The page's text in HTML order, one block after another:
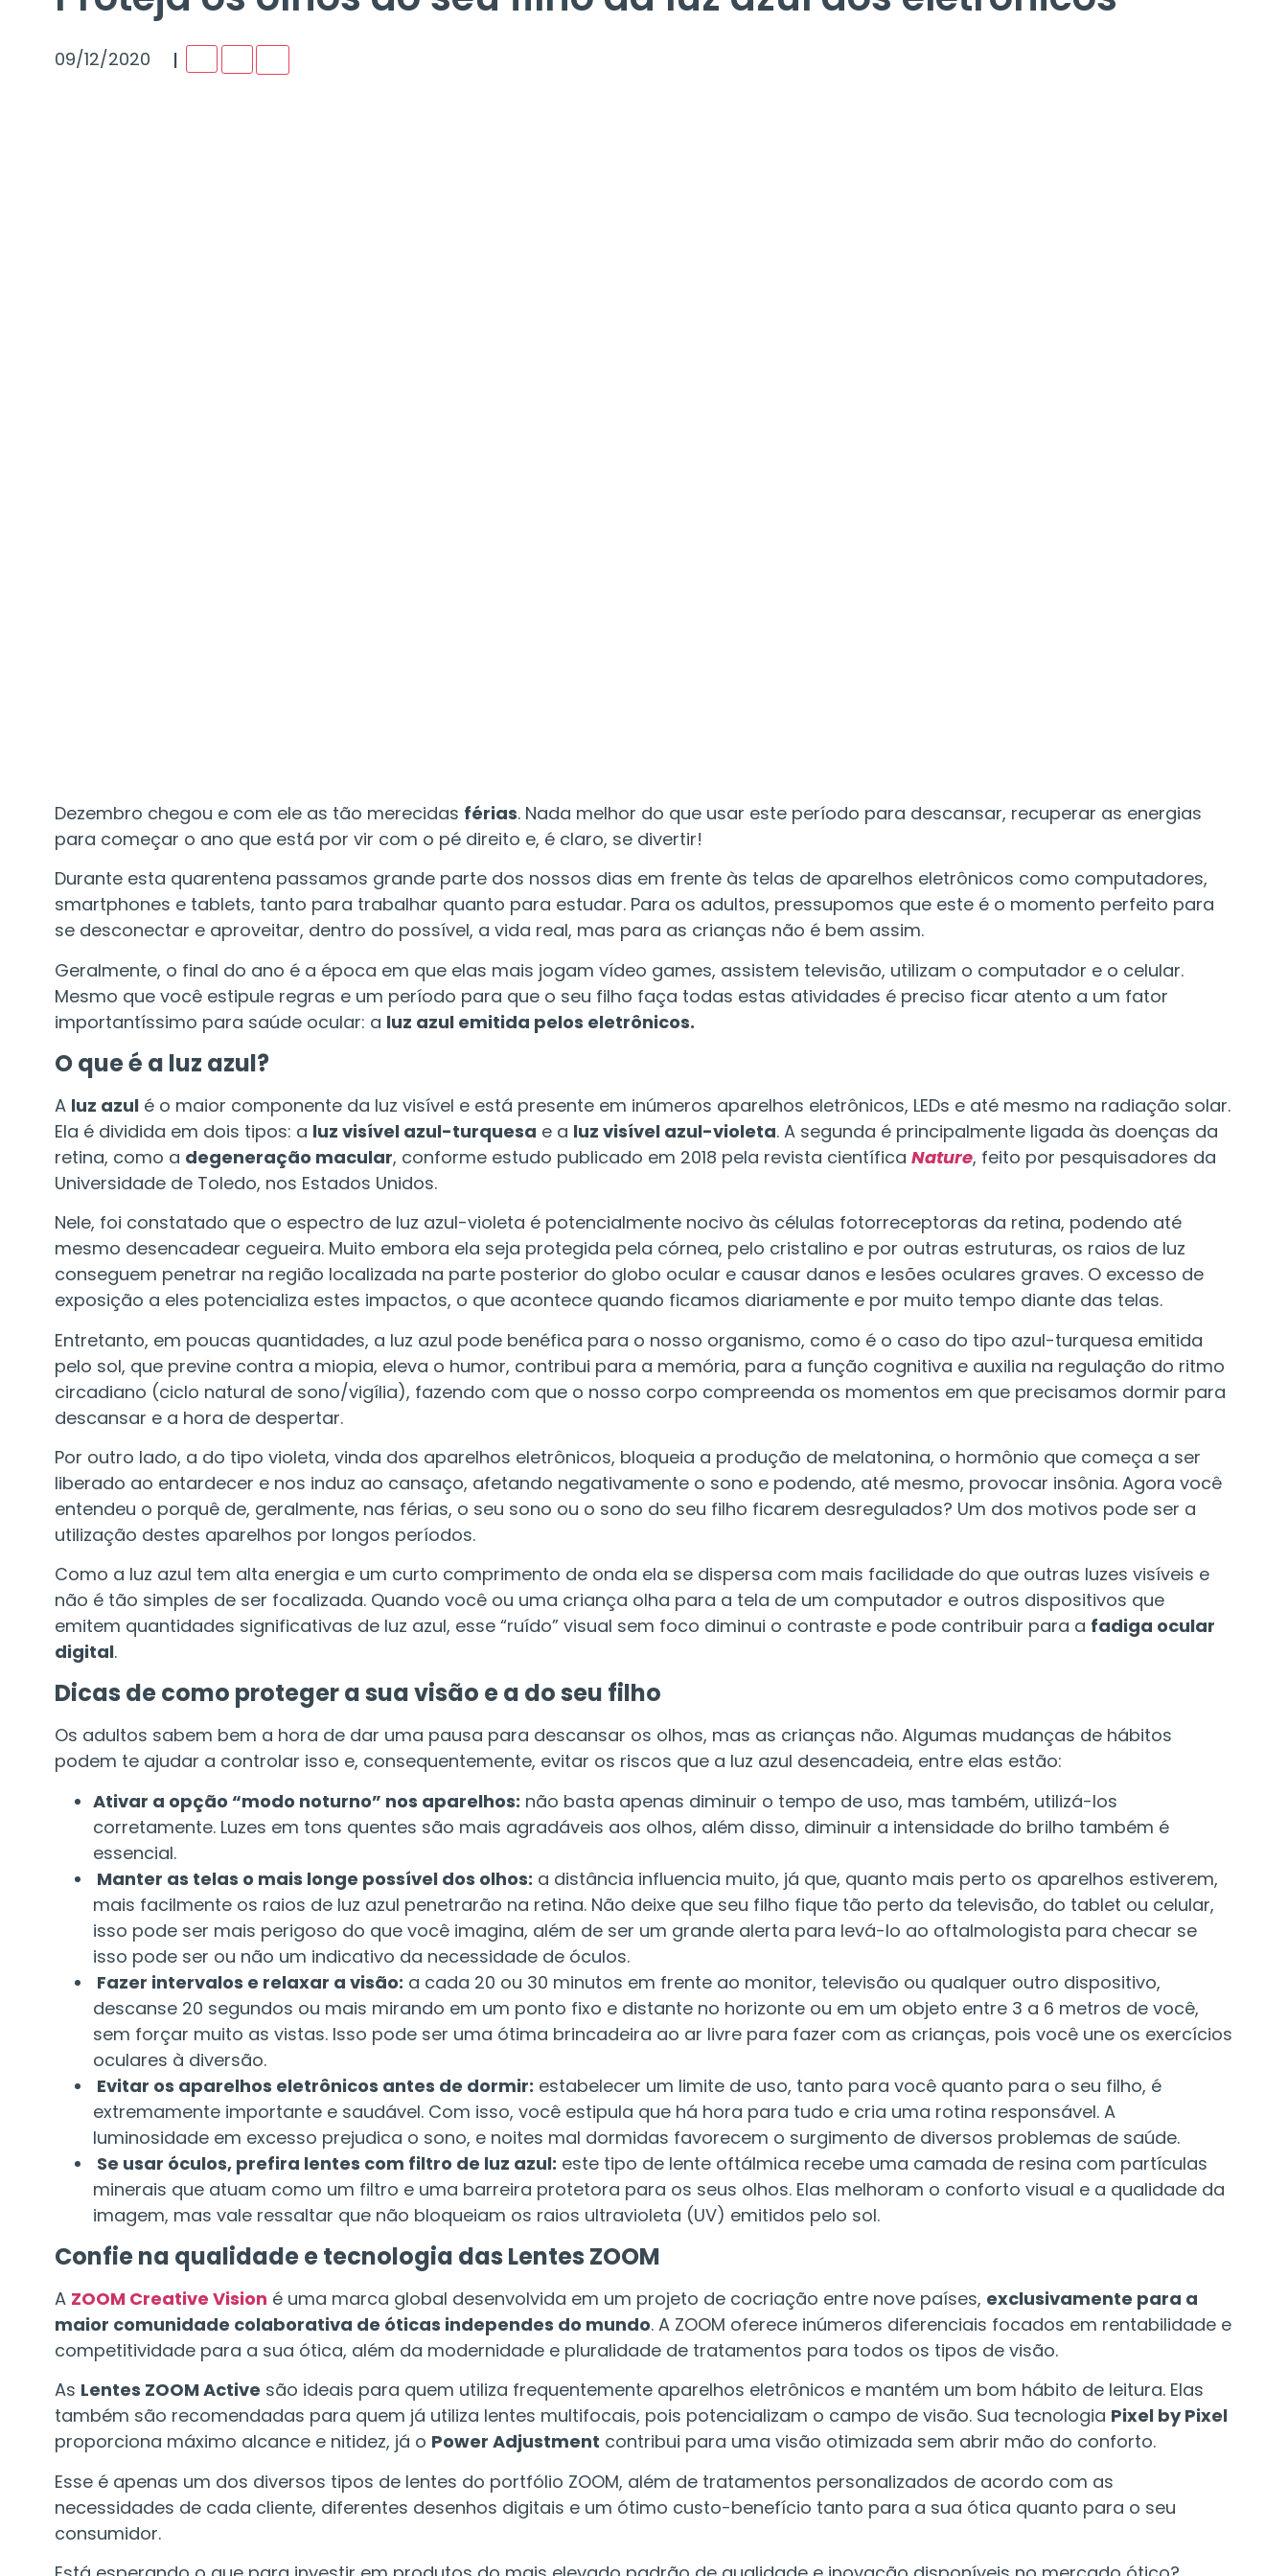
09/12/2020 I
Dezembro chegou e com ele as tão merecidas férias. Nada melhor do que usar este período para descansar, recuperar as energias
para começar o ano que está por vir com o pé direito e, é claro, se divertir!
Durante esta quarentena passamos grande parte dos nossos dias em frente às telas de aparelhos eletrônicos como computadores,
smartphones e tablets, tanto para trabalhar quanto para estudar. Para os adultos, pressupomos que este é o momento perfeito para
se desconectar e aproveitar, dentro do possível, a vida real, mas para as crianças não é bem assim.
Geralmente, o final do ano é a época em que elas mais jogam vídeo games, assistem televisão, utilizam o computador e o celular.
Mesmo que você estipule regras e um período para que o seu filho faça todas estas atividades é preciso ficar atento a um fator
importantíssimo para saúde ocular: a luz azul emitida pelos eletrônicos.
O que é a luz azul?
A luz azul é o maior componente da luz visível e está presente em inúmeros aparelhos eletrônicos, LEDs e até mesmo na radiação solar.
Ela é dividida em dois tipos: a luz visível azul-turquesa e a luz visível azul-violeta. A segunda é principalmente ligada às doenças da
retina, como a degeneração macular, conforme estudo publicado em 2018 pela revista científica Nature, feito por pesquisadores da
Universidade de Toledo, nos Estados Unidos.
Nele, foi constatado que o espectro de luz azul-violeta é potencialmente nocivo às células fotorreceptoras da retina, podendo até
mesmo desencadear cegueira. Muito embora ela seja protegida pela córnea, pelo cristalino e por outras estruturas, os raios de luz
conseguem penetrar na região localizada na parte posterior do globo ocular e causar danos e lesões oculares graves. O excesso de
exposição a eles potencializa estes impactos, o que acontece quando ficamos diariamente e por muito tempo diante das telas.
Entretanto, em poucas quantidades, a luz azul pode benéfica para o nosso organismo, como é o caso do tipo azul-turquesa emitida
pelo sol, que previne contra a miopia, eleva o humor, contribui para a memória, para a função cognitiva e auxilia na regulação do ritmo
circadiano (ciclo natural de sono/vigília), fazendo com que o nosso corpo compreenda os momentos em que precisamos dormir para
descansar e a hora de despertar.
Por outro lado, a do tipo violeta, vinda dos aparelhos eletrônicos, bloqueia a produção de melatonina, o hormônio que começa a ser
liberado ao entardecer e nos induz ao cansaço, afetando negativamente o sono e podendo, até mesmo, provocar insônia. Agora você
entendeu o porquê de, geralmente, nas férias, o seu sono ou o sono do seu filho ficarem desregulados? Um dos motivos pode ser a
utilização destes aparelhos por longos períodos.
Como a luz azul tem alta energia e um curto comprimento de onda ela se dispersa com mais facilidade do que outras luzes visíveis e
não é tão simples de ser focalizada. Quando você ou uma criança olha para a tela de um computador e outros dispositivos que
emitem quantidades significativas de luz azul, esse “ruído” visual sem foco diminui o contraste e pode contribuir para a fadiga ocular
digital.
Dicas de como proteger a sua visão e a do seu filho
Os adultos sabem bem a hora de dar uma pausa para descansar os olhos, mas as crianças não. Algumas mudanças de hábitos
podem te ajudar a controlar isso e, consequentemente, evitar os riscos que a luz azul desencadeia, entre elas estão:
Ativar a opção “modo noturno” nos aparelhos: não basta apenas diminuir o tempo de uso, mas também, utilizá-los
corretamente. Luzes em tons quentes são mais agradáveis aos olhos, além disso, diminuir a intensidade do brilho também é
essencial.
Manter as telas o mais longe possível dos olhos: a distância influencia muito, já que, quanto mais perto os aparelhos estiverem,
mais facilmente os raios de luz azul penetrarão na retina. Não deixe que seu filho fique tão perto da televisão, do tablet ou celular,
isso pode ser mais perigoso do que você imagina, além de ser um grande alerta para levá-lo ao oftalmologista para checar se
isso pode ser ou não um indicativo da necessidade de óculos.
Fazer intervalos e relaxar a visão: a cada 20 ou 30 minutos em frente ao monitor, televisão ou qualquer outro dispositivo,
descanse 20 segundos ou mais mirando em um ponto fixo e distante no horizonte ou em um objeto entre 3 a 6 metros de você,
sem forçar muito as vistas. Isso pode ser uma ótima brincadeira ao ar livre para fazer com as crianças, pois você une os exercícios
oculares à diversão.
Evitar os aparelhos eletrônicos antes de dormir: estabelecer um limite de uso, tanto para você quanto para o seu filho, é
extremamente importante e saudável. Com isso, você estipula que há hora para tudo e cria uma rotina responsável. A
luminosidade em excesso prejudica o sono, e noites mal dormidas favorecem o surgimento de diversos problemas de saúde.
Se usar óculos, prefira lentes com filtro de luz azul: este tipo de lente oftálmica recebe uma camada de resina com partículas
minerais que atuam como um filtro e uma barreira protetora para os seus olhos. Elas melhoram o conforto visual e a qualidade da
imagem, mas vale ressaltar que não bloqueiam os raios ultravioleta (UV) emitidos pelo sol.
Confie na qualidade e tecnologia das Lentes ZOOM
A ZOOM Creative Vision é uma marca global desenvolvida em um projeto de cocriação entre nove países, exclusivamente para a
maior comunidade colaborativa de óticas independes do mundo. A ZOOM oferece inúmeros diferenciais focados em rentabilidade e
competitividade para a sua ótica, além da modernidade e pluralidade de tratamentos para todos os tipos de visão.
As Lentes ZOOM Active são ideais para quem utiliza frequentemente aparelhos eletrônicos e mantém um bom hábito de leitura. Elas
também são recomendadas para quem já utiliza lentes multifocais, pois potencializam o campo de visão. Sua tecnologia Pixel by Pixel
proporciona máximo alcance e nitidez, já o Power Adjustment contribui para uma visão otimizada sem abrir mão do conforto.
Esse é apenas um dos diversos tipos de lentes do portfólio ZOOM, além de tratamentos personalizados de acordo com as
necessidades de cada cliente, diferentes desenhos digitais e um ótimo custo-benefício tanto para a sua ótica quanto para o seu
consumidor.